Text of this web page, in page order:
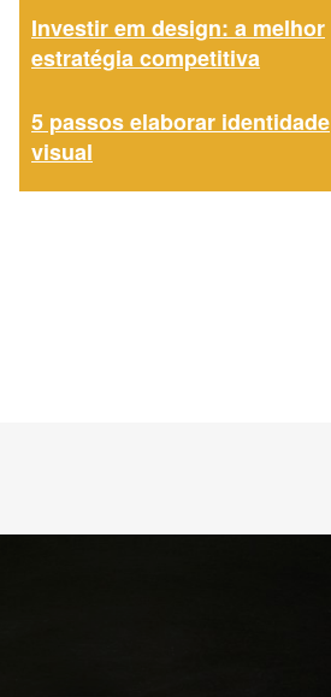
Investir em design: a melhor
estratégia competitiva
5 passos elaborar identidade
visual